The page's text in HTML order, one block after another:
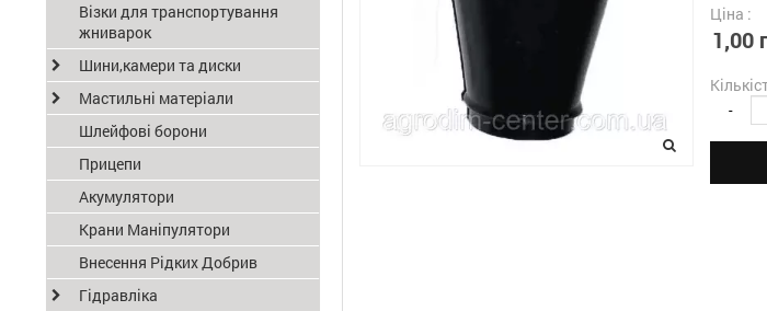
Ціна :
1,00
-
Візки для транспортування
жниварок
Шини,камери та диски
Мастильні матеріали
Шлейфові борони
Прицепи
Акумулятори
Крани Маніпулятори
Внесення Рідких Добрив
Гідравліка